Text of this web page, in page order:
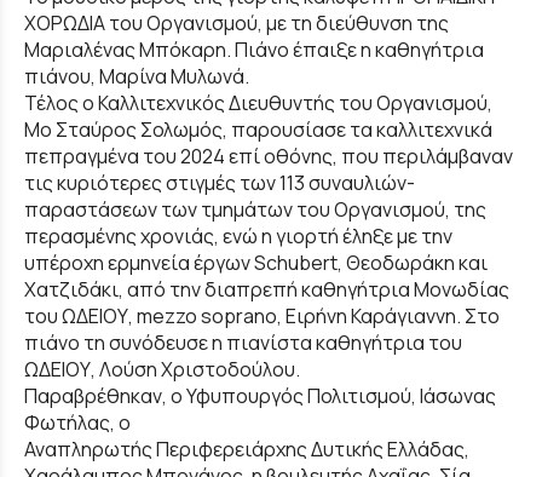
ΧΟΡΩΔΙΑ του Οργανισμού, με τη διεύθυνση της
Μαριαλένας Μπόκαρη. Πιάνο έπαιξε η καθηγήτρια
πιάνου, Μαρίνα Μυλωνά.
Τέλος ο Καλλιτεχνικός Διευθυντής του Οργανισμού,
Μο Σταύρος Σολωμός, παρουσίασε τα καλλιτεχνικά
πεπραγμένα του 2024 επί οθόνης, που περιλάμβαναν
τις κυριότερες στιγμές των 113 συναυλιών-
παραστάσεων των τμημάτων του Οργανισμού, της
περασμένης χρονιάς, ενώ η γιορτή έληξε με την
υπέροχη ερμηνεία έργων Schubert, Θεοδωράκη και
Χατζιδάκι, από την διαπρεπή καθηγήτρια Μονωδίας
του ΩΔΕΙΟΥ, mezzo soprano, Ειρήνη Καράγιαννη. Στο
πιάνο τη συνόδευσε η πιανίστα καθηγήτρια του
ΩΔΕΙΟΥ, Λούση Χριστοδούλου.
Παραβρέθηκαν, ο Υφυπουργός Πολιτισμού, Ιάσωνας
Φωτήλας, ο
Αναπληρωτής Περιφερειάρχης Δυτικής Ελλάδας,